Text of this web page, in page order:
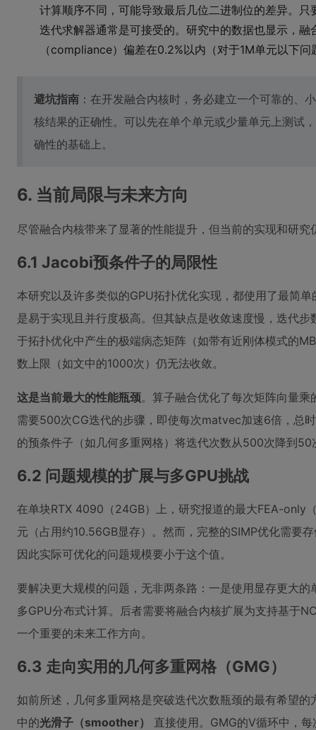
计算顺序不同，可能导致最后几位二进制位的差异。
迭代求解器通常是可接受的。研究中的数据也显示，
（compliance）偏差在0.2%以内（对于1M单元以下问
避坑指南 ：在开发融合内核时，务必建立一个可靠的、
核结果的正确性。可以先在单个单元或少量单元上测试
确性的基础上。
6. 当前局限与未来方向
尽管融合内核带来了显著的性能提升，但当前的实现和研究
6.1 Jacobi预条件子的局限性
本研究以及许多类似的GPU拓扑优化实现，都使用了最简
是易于实现且并行度极高。但其缺点是收敛速度慢，迭代
于拓扑优化中产生的极端病态矩阵（如带有近刚体模式的
数上限（如文中的1000次）仍无法收敛。
这是当前最大的性能瓶颈。算子融合优化了每次矩阵向量
需要500次CG迭代的步骤，即使每次matvec加速6倍，总
的预条件子（如几何多重网格）将迭代次数从500次降到
6.2 问题规模的扩展与多GPU挑战
在单块RTX 4090（24GB）上，研究报道的最大FEA-only
元（占用约10.56GB显存）。然而，完整的SIMP优化需要
因此实际可优化的问题规模要小于这个值。
要解决更大规模的问题，无非两条路：一是使用显存更大
多GPU分布式计算。后者需要将融合内核扩展为支持基于
一个重要的未来工作方向。
6.3 走向实用的几何多重网格（GMG）
如前所述，几何多重网格是突破迭代次数瓶颈的最有希望
中的光滑子（smoother）
直接使用。GMG的V循环中，